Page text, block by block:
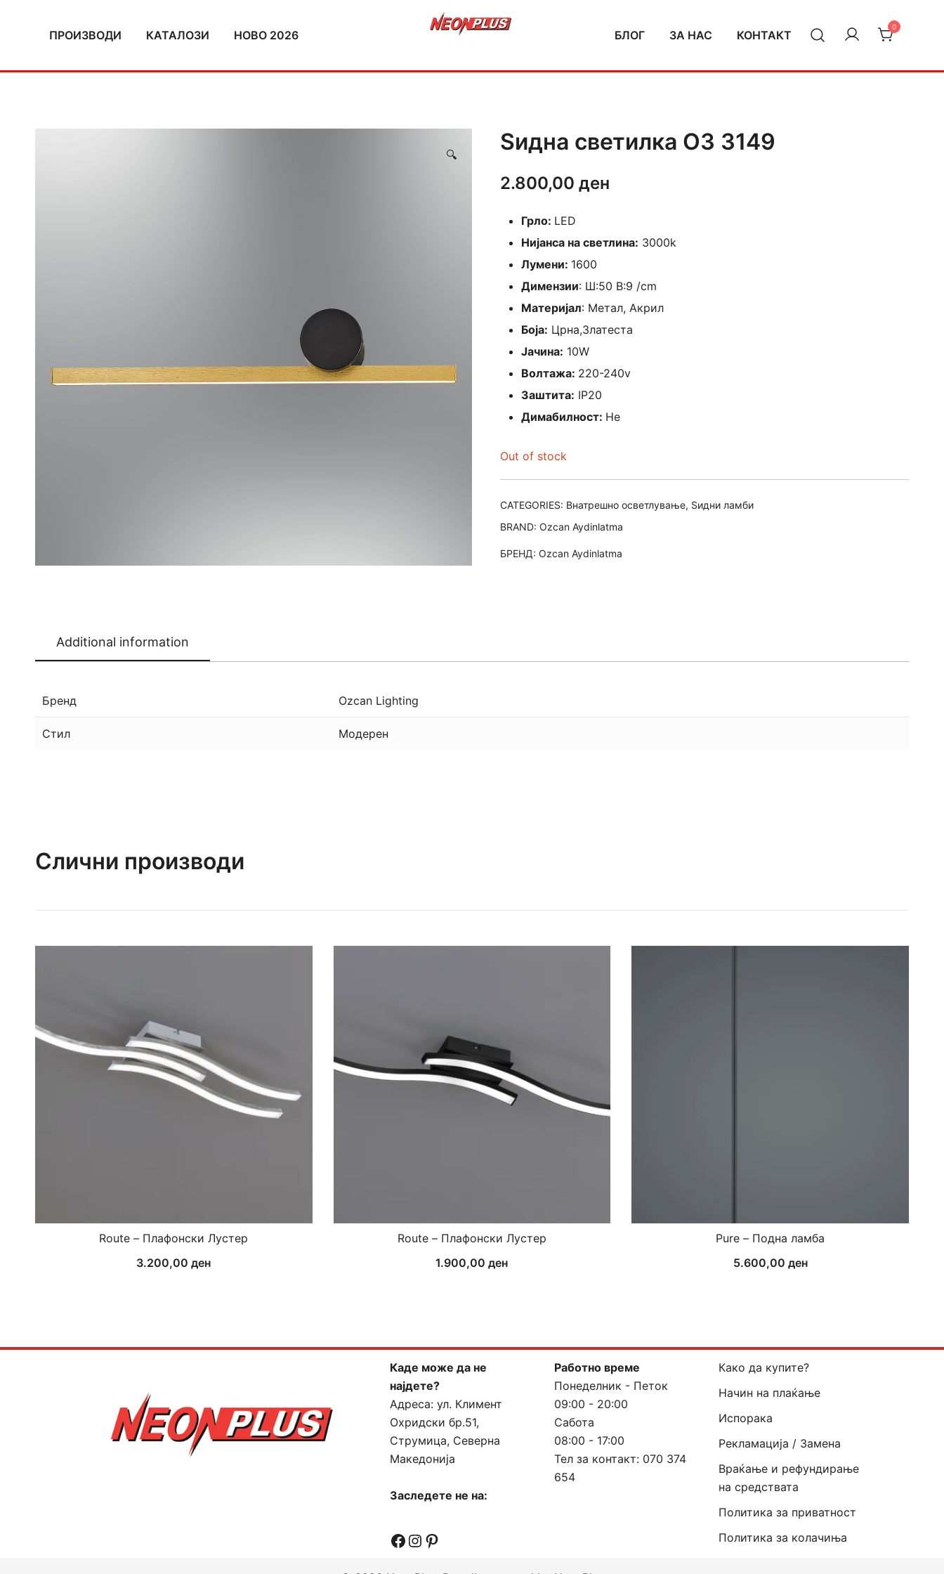
ПРОИЗВОДИ КАТАЛОЗИ НОВО 2026 БЛОГ ЗА НАС КОНТАКТ
0
🔍 Ѕидна светилка ОЗ 3149
2.800,00 ден
Грло: LED
Нијанса на светлина: 3000k
Лумени: 1600
Димензии: Ш:50 В:9 /cm
Материјал: Метал, Акрил
Боја: Црна,Златеста
Јачина: 10W
Волтажа: 220-240v
Заштита: IP20
Димабилност: Не
Out of stock
CATEGORIES: Внатрешно осветлување, Ѕидни ламби
BRAND: Ozcan Aydinlatma
БРЕНД: Ozcan Aydinlatma
Additional information
Бренд Ozcan Lighting
Стил Модерен
Слични производи
Route – Плафонски Лустер
3.200,00ден
Route – Плафонски Лустер
1.900,00ден
Pure – Подна ламба
5.600,00 ден
Каде може да не
најдете?
Адреса: ул. Климент
Охридски бр.51,
Струмица, Северна
Македонија
Заследете не на:
Facebook
Instagram
Pinterest
Работно време
Понеделник - Петок
09:00 - 20:00
Сабота
08:00 - 17:00
Тел за контакт: 070 374
654
Како да купите?
Начин на плаќање
Испорака
Рекламација / Замена
Враќање и рефундирање
на средствата
Политика за приватност
Политика за колачиња